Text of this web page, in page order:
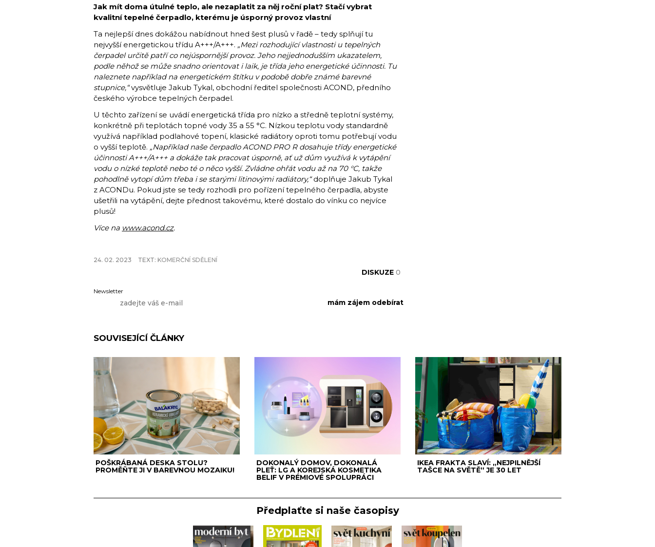
Jak mít doma útulné teplo, ale nezaplatit za něj roční plat? Stačí vybrat
kvalitní tepelné čerpadlo, kterému je úsporný provoz vlastní
Ta nejlepší dnes dokážou nabídnout hned šest plusů v řadě – tedy splňují tu
nejvyšší energetickou třídu A+++/A+++. „Mezi rozhodující vlastnosti u tepelných
čerpadel určitě patří co nejúspornější provoz. Jeho nejjednodušším ukazatelem,
podle něhož se může snadno orientovat i laik, je třída jeho energetické účinnosti. Tu
naleznete například na energetickém štítku v podobě dobře známé barevné
stupnice,“vysvětluje Jakub Tykal, obchodní ředitel společnosti ACOND, předního
českého výrobce tepelných čerpadel.
U těchto zařízení se uvádí energetická třída pro nízko a středně teplotní systémy,
konkrétně při teplotách topné vody 35 a 55 °C. Nízkou teplotu vody standardně
využívá například podlahové topení, klasické radiátory oproti tomu potřebují vodu
o vyšší teplotě. „Například naše čerpadlo ACOND PRO R dosahuje třídy energetické
účinnosti A+++/A+++ a dokáže tak pracovat úsporně, ať už dům využívá k vytápění
vodu o nízké teplotě nebo té o něco vyšší. Zvládne ohřát vodu až na 70 °C, takže
pohodlně vytopí dům třeba i se starými litinovými radiátory,“doplňuje Jakub Tykal
z ACONDu. Pokud jste se tedy rozhodli pro pořízení tepelného čerpadla, abyste
ušetřili na vytápění, dejte přednost takovému, které dostalo do vínku co nejvíce
plusů!
Více na www.acond.cz.
24. 02. 2023 TEXT: KOMERČNÍ SDĚLENÍ
DISKUZE 0
Newsletter
SOUVISEJÍCÍ ČLÁNKY
POŠKRÁBANÁ DESKA STOLU?
PROMĚŇTE JI V BAREVNOU MOZAIKU!
DOKONALÝ DOMOV, DOKONALÁ
PLEŤ: LG A KOREJSKÁ KOSMETIKA
BELIF V PRÉMIOVÉ SPOLUPRÁCI
IKEA FRAKTA SLAVÍ: „NEJPILNĚJŠÍ
TAŠCE NA SVĚTĚ“ JE 30 LET
Předplaťte si naše časopisy